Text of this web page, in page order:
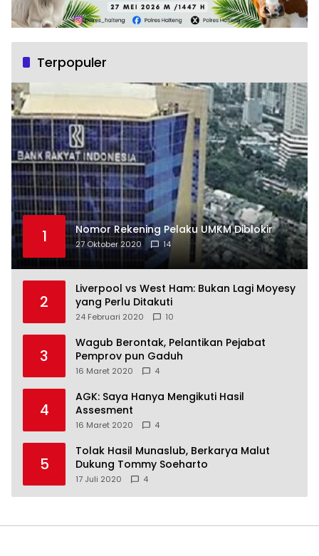
Terpopuler
1 Nomor Rekening Pelaku UMKM Diblokir
27 Oktober 2020 14
2
Liverpool vs West Ham: Bukan Lagi Moyesy
yang Perlu Ditakuti
24 Februari 2020 10
3
Wagub Berontak, Pelantikan Pejabat
Pemprov pun Gaduh
16 Maret 2020 4
4
AGK: Saya Hanya Mengikuti Hasil
Assesment
16 Maret 2020 4
5
Tolak Hasil Munaslub, Berkarya Malut
Dukung Tommy Soeharto
17 Juli 2020 4